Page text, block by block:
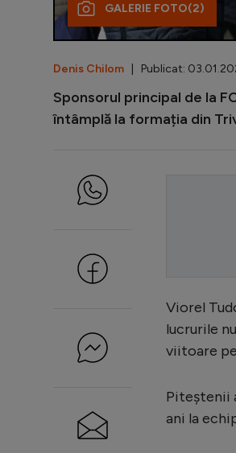
GALERIE FOTO(2)
Denis Chilom | Publicat:
Sponsorul principal de la
întâmplă la formația din
Viorel
lucrurile
viitoare
Piteștenii
ani la